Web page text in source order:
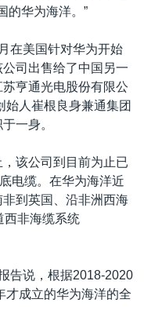
的华为海洋。”
在美国针对华为开始
司出售给了中国另一
亨通光电股份有限公
人崔根良身兼通集团
一身。
该公司到目前为止已
电缆。在华为海洋近
到英国、沿非洲西海
西非海缆系统
告说，根据2018-2020
才成立的华为海洋的全